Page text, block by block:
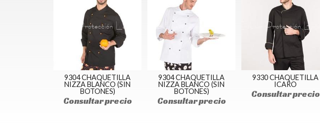
9304 CHAQUETILLA
NIZZA BLANCO (SIN
BOTONES)
Consultar precio
9304 CHAQUETILLA
NIZZA BLANCO (SIN
BOTONES)
Consultar precio
9330 CHAQUETILLA
ICARO
Consultar precio